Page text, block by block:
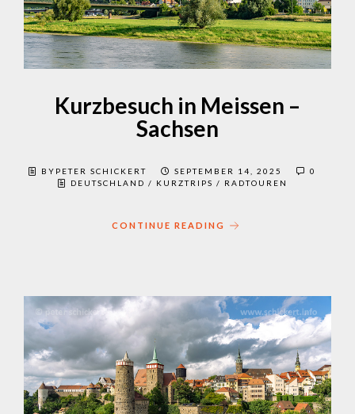
Kurzbesuch in Meissen –
Sachsen
BYPETER SCHICKERT SEPTEMBER 14, 2025
0
DEUTSCHLAND / KURZTRIPS / RADTOUREN
CONTINUE READING